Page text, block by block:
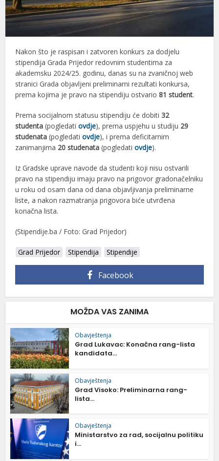
Nakon što je raspisan i zatvoren konkurs za dodjelu
stipendija Grada Prijedor redovnim studentima za
akademsku 2024/25. godinu, danas su na zvaničnoj web
stranici Grada objavljeni preliminarni rezultati konkursa,
prema kojima je pravo na stipendiju ostvario 81 student.
Prema socijalnom statusu stipendiju će dobiti32
studenta (pogledatiovdje), prema uspjehu u studiju 29
studenata (pogledati ovdje), i prema deficitarnim
zanimanjima 20 studenata (pogledatiovdje).
Iz Gradske uprave navode da studenti koji nisu ostvarili
pravo na stipendiju imaju pravo na prigovor gradonačelniku
u roku od osam dana od dana objavljivanja preliminarne
liste, a nakon razmatranja prigovora biće utvrđena
konačna lista.
(Stipendije.ba / Foto: Grad Prijedor)
Grad Prijedor Stipendija Stipendije
Facebook
MOŽDA VAS ZANIMA
Obavještenja
Grad Lukavac: Konačna rang-lista
kandidata...
Obavještenja
Grad Visoko: Preliminarna rang-
lista...
Obavještenja
Ministarstvo za rad, socijalnu politiku
i...